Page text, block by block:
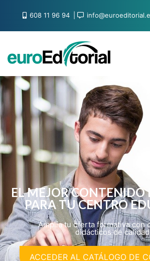
608 11 96 94
EL MEJOR CONTENIDO
PARA TU CENTRO
Amplía tu oferta formativa con
didácticos de calidad
ACCEDER AL CATÁLOGO DE